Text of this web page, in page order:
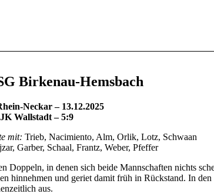
Birkenau-Hemsbach
Neckar – 13.12.2025
Wallstadt – 5:9
mit: Trieb, Nacimiento, Alm, Orlik, Lotz, Schwaan
Garber, Schaal, Frantz, Weber, Pfeffer
Doppeln, in denen sich beide Mannschaften nichts
hinnehmen und geriet damit früh in Rückstand. In
aus.